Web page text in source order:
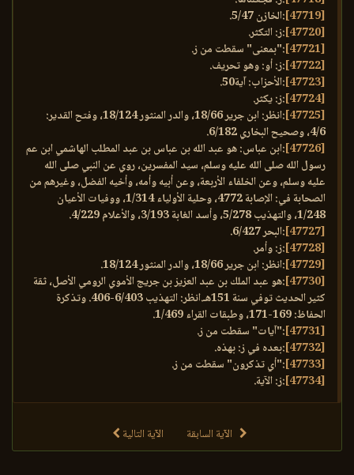
[47719]
:الخازن 5/47.
[47720]
:ز: التكثر.
[47721]
:"بمعنى" سقطت من ز.
[47722]
:ز: أو: وهو تحريف.
[47723]
:الأحزاب: آية50.
[47724]
:ز: يكثر.
[47725]
:انظر: ابن جرير 18/66، والدر المنثور 18/124، وفتح القدير:
4/6، وصحيح البخاري 6/182.
[47726]
:ابن عباس: هو عبد الله بن عباس بن عبد المطلب الهاشمي ابن عم
رسول الله صلى الله عليه وسلم، سيد المفسرين، روي عن النبي صلى الله
عليه وسلم، وعن الخلفاء الأربعة، وعن أبيه وأمه، وأخيه الفضل، وغيرهم من
الصحابة في: الإصابة 4772، وحلية الأولياء 1/314، ووفيات الأعيان
1/248، والتهذيب 5/278، وأسد الغابة 3/193، والأعلام 4/229.
[47727]
:البحر 6/427.
[47728]
:ز: وأمر.
[47729]
:انظر: ابن جرير 18/66، والدر المنثور 18/124.
[47730]
:هو عبد الملك بن عبد العزيز بن جريج الأموي الرومي الأصل، ثقة
كثير الحديث توفي سنة 151هـ.انظر: التهذيب 6/403-406. وتذكرة
الحفاظ: 169-171، وطبقات القراء 1/469.
[47731]
:"آيات" سقطت من ز.
[47732]
:بعده في ز: بهذه.
[47733]
:"أي تذكرون" سقطت من ز.
[47734]
:ز: الآية.
الآية السابقة الآية التالية